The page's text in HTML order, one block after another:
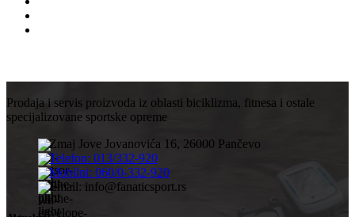
Prodaja i servis proizvoda iz oblasti biciklizma, fitnesa i ostale
specijalizovane sportske opreme
Zmaj Jove Jovanovića 16, 26000 Pančevo
Telefon: 013/332-920
Mobilni: 060/0-332-920
Email: info@fanaticsport.rs